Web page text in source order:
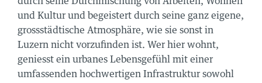
und Kultur und begeistert durch seine ganz eigene,
grossstädtische Atmosphäre, wie sie sonst in
Luzern nicht vorzufinden ist. Wer hier wohnt,
geniesst ein urbanes Lebensgefühl mit einer
umfassenden hochwertigen Infrastruktur sowohl